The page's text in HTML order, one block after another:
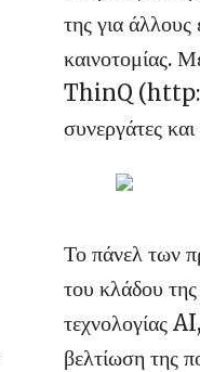
της για άλλους
καινοτομίας.
ThinQ (http://
συνεργάτες
Το πάνελ των
του κλάδου της
τεχνολογίας
βελτίωση της